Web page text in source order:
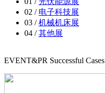
02 / 电子科技展
03 /机械机床展
04 /其他展
EVENT&PR Successful Cases